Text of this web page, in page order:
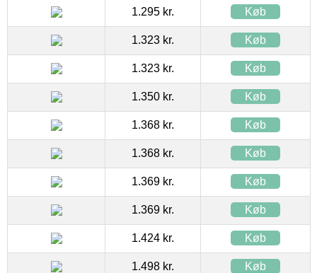
1.295 kr. Køb
1.323 kr. Køb
1.323 kr. Køb
1.350 kr. Køb
1.368 kr. Køb
1.368 kr. Køb
1.369 kr. Køb
1.369 kr. Køb
1.424 kr. Køb
1.498 kr. Køb